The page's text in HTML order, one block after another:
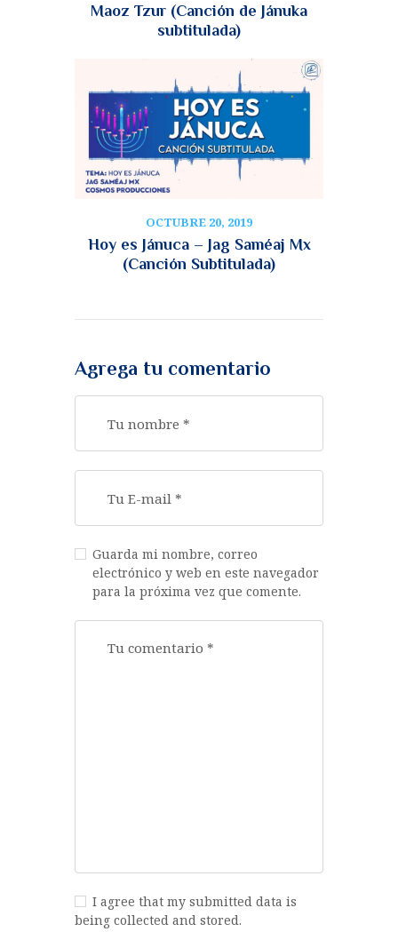
Maoz Tzur (Canción de Jánuka
subtitulada)
OCTUBRE 20, 2019
Hoy es Jánuca – Jag Saméaj Mx
(Canción Subtitulada)
Agrega tu comentario
Guarda mi nombre, correo
electrónico y web en este navegador
para la próxima vez que comente.
I agree that my submitted data is
being collected and stored.